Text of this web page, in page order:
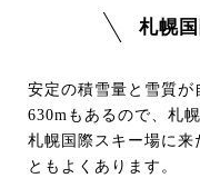
札幌
安定の積雪量と雪質が
630mもあるので、札
札幌国際スキー場に来
ともよくあります。